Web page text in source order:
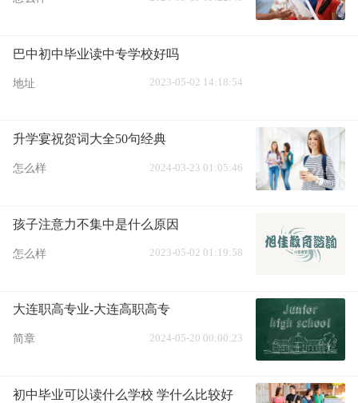
巴中初中毕业读中专学校好吗
地址 2023-05-02 14:18:54
升学宴祝贺词大全50句经典
怎么样 2024-03-23 01:05:46
孩子注意力不集中是什么原因
怎么样 2023-05-02 01:19:58
大连职高专业-大连高职高专
简章 2024-05-20 00:00:23
初中毕业可以读什么学校 学什么比较好